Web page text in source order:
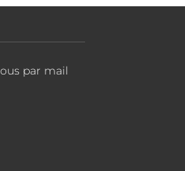
par mail